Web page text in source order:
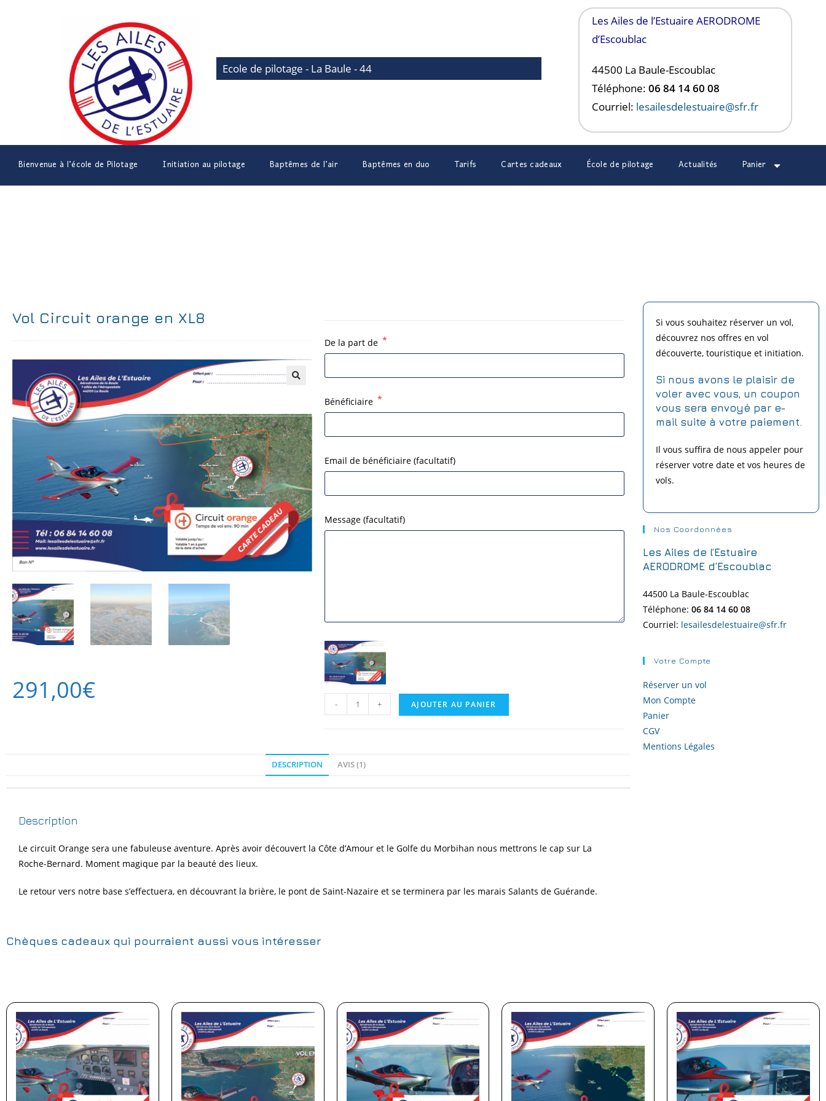
Ecole de pilotage - La Baule - 44
Les Ailes de l’Estuaire AERODROME
d’Escoublac
44500 La Baule-Escoublac
Téléphone:06 84 14 60 08
Courriel: lesailesdelestuaire@sfr.fr
Bienvenue à l’école de Pilotage Initiation au pilotage Baptêmes de l’air Baptêmes en duo Tarifs Cartes cadeaux École de pilotage Actualités Panier
Vol Circuit orange en XL8
291,00€
De la part de *
Bénéficiaire *
Email de bénéficiaire(facultatif)
Message(facultatif)
- + AJOUTER AU PANIER
DESCRIPTION AVIS (1)
Description
Le circuit Orange sera une fabuleuse aventure. Après avoir découvert la Côte d’Amour et le Golfe du Morbihan nous mettrons le cap sur La
Roche-Bernard. Moment magique par la beauté des lieux.
Le retour vers notre base s’effectuera, en découvrant la brière, le pont de Saint-Nazaire et se terminera par les marais Salants de Guérande.
Si vous souhaitez réserver un vol,
découvrez nos offres en vol
découverte, touristique et initiation.
Si nous avons le plaisir de
voler avec vous, un coupon
vous sera envoyé par e-
mail suite à votre paiement.
Il vous suffira de nous appeler pour
réserver votre date et vos heures de
vols.
Nos Coordonnées
Les Ailes de l’Estuaire
AERODROME d’Escoublac
44500 La Baule-Escoublac
Téléphone:06 84 14 60 08
Courriel: lesailesdelestuaire@sfr.fr
Votre Compte
Réserver un vol
Mon Compte
Panier
CGV
Mentions Légales
Chèques cadeaux qui pourraient aussi vous intéresser